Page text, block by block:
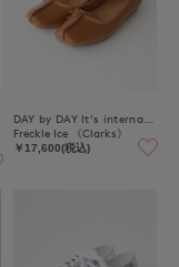
Freckle Ice 《Clarks》
￥17,600(税込)